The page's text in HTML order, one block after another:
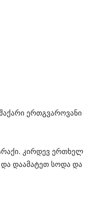
ერთგვაროვანი
კირდევ ერთხელ
დაამატეთ სოდა და